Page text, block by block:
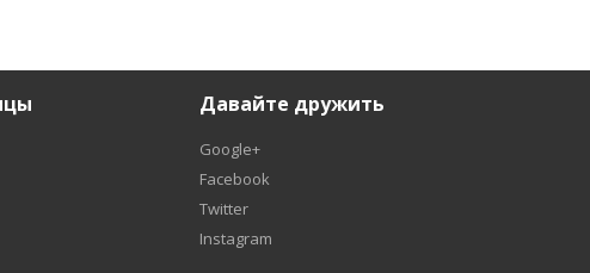
Давайте дружить
Google+
Facebook
Twitter
Instagram